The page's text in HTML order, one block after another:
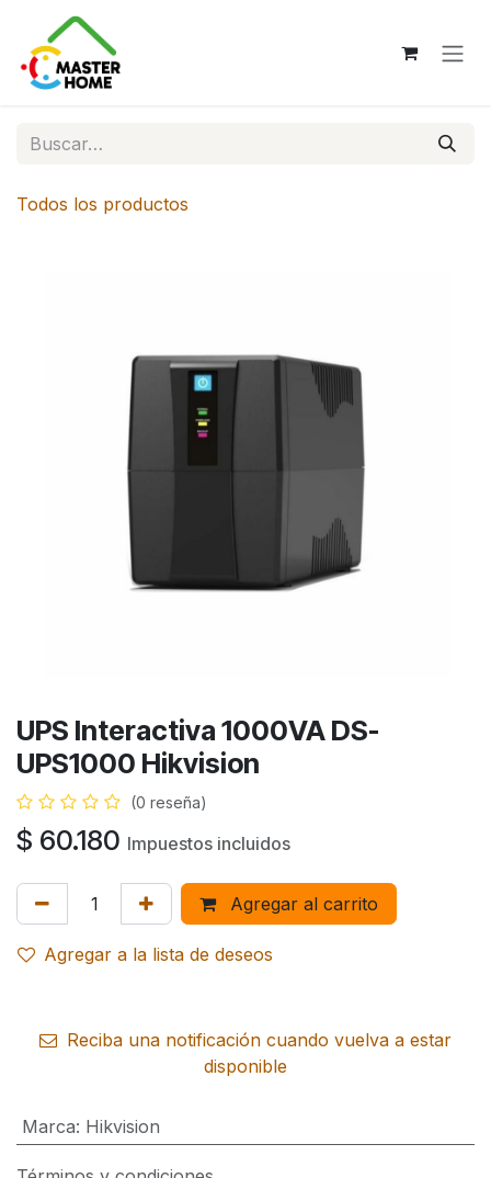
Ir al contenido
Todos los productos
UPS Interactiva 1000VA DS-
UPS1000 Hikvision
(0 reseña)
$ 60.180 Impuestos incluidos
Agregar al carrito
Agregar a la lista de deseos
Reciba una notificación cuando vuelva a estar
disponible
Marca: Hikvision